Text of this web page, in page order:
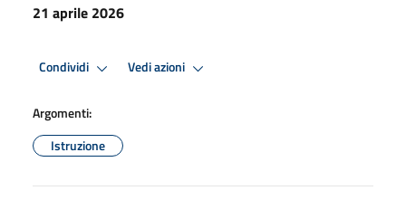
21 aprile 2026
Condividi Vedi azioni
Argomenti:
Istruzione